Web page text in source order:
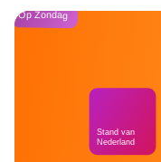
Op Zondag
Stand van
Nederland